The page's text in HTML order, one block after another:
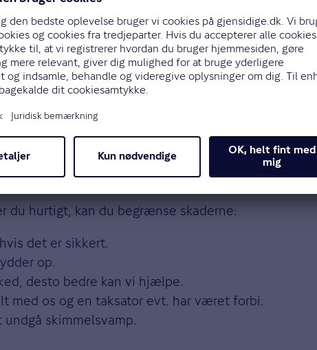
for skimmelsvamp. Hold øje med fuger på
du hurtigt, kan du begrænse skaderne:
det er sikkert.
op.
desto bedre kan vi hjælpe.
med os og en taksator evt. har været forbi.
skimmelsvamp.